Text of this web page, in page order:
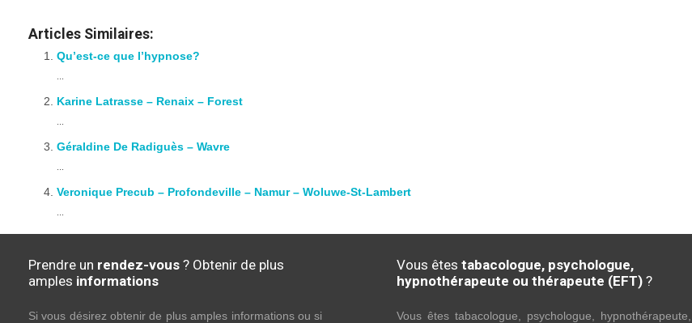
Articles Similaires:
Qu’est-ce que l’hypnose?
Karine Latrasse – Renaix – Forest
Géraldine De Radiguès – Wavre
Veronique Precub – Profondeville – Namur – Woluwe-St-Lambert
Prendre un rendez-vous ? Obtenir de plus
amples informations
Si vous désirez obtenir de plus amples informations ou si
Vous êtestabacologue, psychologue,
hypnothérapeute ou thérapeute (EFT) ?
Vous êtes tabacologue, psychologue, hypnothérapeute,